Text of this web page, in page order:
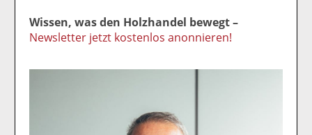
Wissen, was den Holzhandel bewegt –
Newsletter jetzt kostenlos anonnieren!